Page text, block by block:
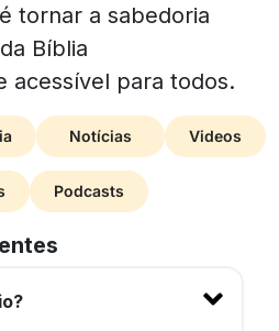
tornar a sabedoria
Bíblia
acessível para todos.
Notícias Videos
Podcasts